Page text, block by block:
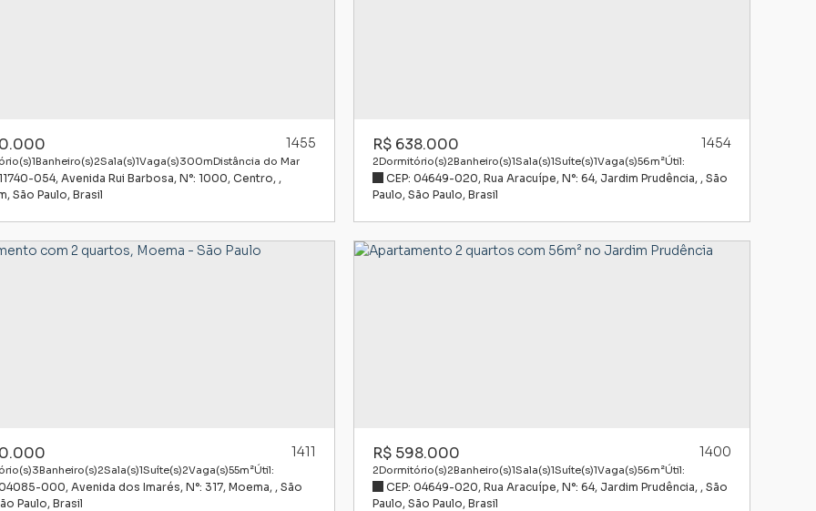
1455
054, Avenida Rui Barbosa, N°: 1000, Centro ,
, São Paulo, Brasil
1Banheiro(s)2Sala(s)1Vaga(s)300mDistância do Mar
R$638.000 1454
CEP: 04649-020, Rua Aracuípe, N°: 64, Jardim Prudência , São
Paulo, São Paulo, Brasil
2Dormitório(s)2Banheiro(s)1Sala(s)1Suíte(s)1Vaga(s) Útil:
56m²
1411
04085-000, Avenida dos Imarés, N°: 317, Moema , São
Paulo, Brasil
3Banheiro(s)2Sala(s)1Suíte(s)2Vaga(s) Útil:
55m²
R$598.000 1400
CEP: 04649-020, Rua Aracuípe, N°: 64, Jardim Prudência , São
Paulo, São Paulo, Brasil
2Dormitório(s)2Banheiro(s)1Sala(s)1Suíte(s)1Vaga(s) Útil:
56m²